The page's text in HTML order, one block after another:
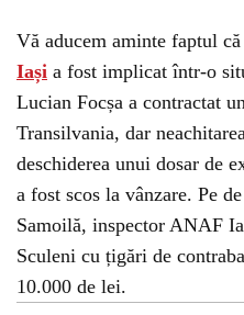
Vă aducem aminte faptul
Iași a fost implicat într-o
Lucian Focșa a contractat
Transilvania, dar
deschiderea unui dosar de
a fost scos la vânzare. Pe
Samoilă, inspector ANAF
Sculeni cu țigări de
10.000 de lei.